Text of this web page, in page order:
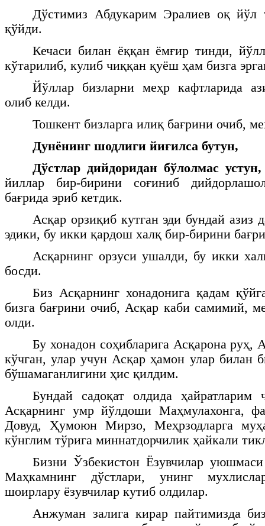
Дўстимиз Абдукарим Эралиев оқ йўл
қўйди.
Кечаси билан ёққан ёмғир тинди,
кўтарилиб, кулиб чиққан қуёш ҳам бизга
Йўллар бизларни меҳр кафтларида
олиб келди.
Тошкент бизларга илиқ бағрини очиб,
Дунёнинг шодлиги йиғилса бутун,
Дўстлар дийдоридан бўлолмас
йиллар бир-бирини соғиниб
бағрида эриб кетдик.
Асқар орзиқиб кутган эди бундай азиз
эдики, бу икки қардош халқ бир-бирини
Асқарнинг орзуси ушалди, бу икки
босди.
Биз Асқарнинг хонадонига қадам
бизга бағрини очиб, Асқар каби самимий,
олди.
Бу хонадон соҳибларига Асқарона руҳ,
кўчган, улар учун Асқар ҳамон улар билан
бўшамаганлигини ҳис қилдим.
Бундай садоқат олдида ҳайратларим
Асқарнинг умр йўлдоши Маҳмулахонга,
Довуд, Ҳумоюн Мирзо, Меҳрзодларга
кўнглим тўрига миннатдорчилик ҳайкали
Бизни Ўзбекистон Ёзувчилар
Маҳкамнинг дўстлари, унинг
шоирлару ёзувчилар кутиб олдилар.
Анжуман залига кирар пайтимизда